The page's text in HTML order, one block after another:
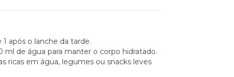
1 após o lanche da tarde.
ml de água para manter o corpo hidratado.
ricas em água, legumes ou snacks leves